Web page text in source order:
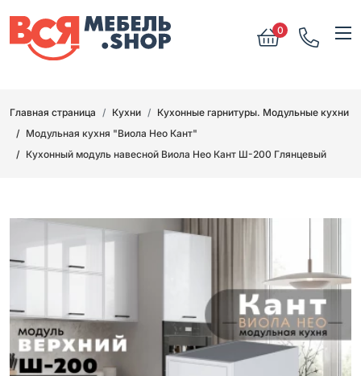
0
Главная страница Кухни
Кухонные гарнитуры. Модульные кухни
Модульная кухня "Виола Нео Кант"
Кухонный модуль навесной Виола Нео Кант Ш-200 Глянцевый